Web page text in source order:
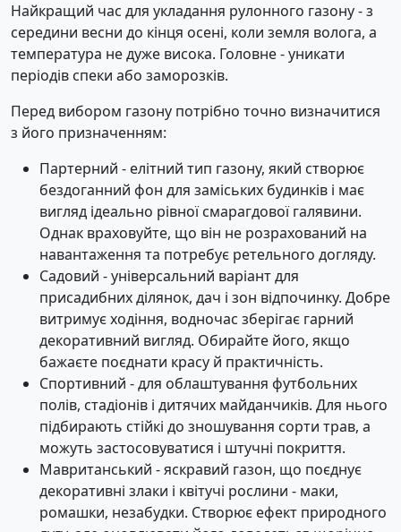
Найкращий час для укладання рулонного газону - з
середини весни до кінця осені, коли земля волога, а
температура не дуже висока. Головне - уникати
періодів спеки або заморозків.
Перед вибором газону потрібно точно визначитися
з його призначенням:
Партерний - елітний тип газону, який створює
бездоганний фон для заміських будинків і має
вигляд ідеально рівної смарагдової галявини.
Однак враховуйте, що він не розрахований на
навантаження та потребує ретельного догляду.
Садовий - універсальний варіант для
присадибних ділянок, дач і зон відпочинку. Добре
витримує ходіння, водночас зберігає гарний
декоративний вигляд. Обирайте його, якщо
бажаєте поєднати красу й практичність.
Спортивний - для облаштування футбольних
полів, стадіонів і дитячих майданчиків. Для нього
підбирають стійкі до зношування сорти трав, а
можуть застосовуватися і штучні покриття.
Мавританський - яскравий газон, що поєднує
декоративні злаки і квітучі рослини - маки,
ромашки, незабудки. Створює ефект природного